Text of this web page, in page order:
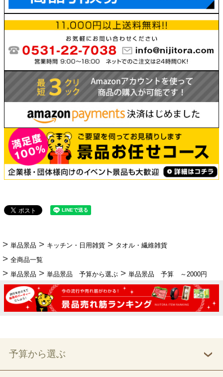
単品景品 キッチン・日用雑貨
タオル・繊維雑貨
全商品一覧
単品景品
単品景品 予算から選ぶ 単品景品 予算 ～2000円
予算から選ぶ